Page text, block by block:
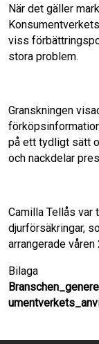
När det gäller
viss
stora problem.
Granskningen
på ett tydligt sätt
och nackdelar
Camilla Tellås var
djurförsäkringar,
arrangerade
Bilaga